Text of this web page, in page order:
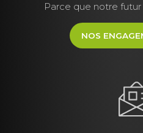
Parce que notre
NOS